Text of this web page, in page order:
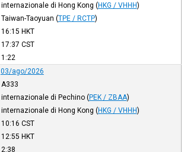
internazionale di Hong Kong (HKG / VHHH)
Taiwan-Taoyuan (TPE / RCTP)
16:15 HKT
17:37 CST
1:22
03/ago/2026
A333
internazionale di Pechino (PEK / ZBAA)
internazionale di Hong Kong (HKG / VHHH)
10:16 CST
12:55 HKT
2:38